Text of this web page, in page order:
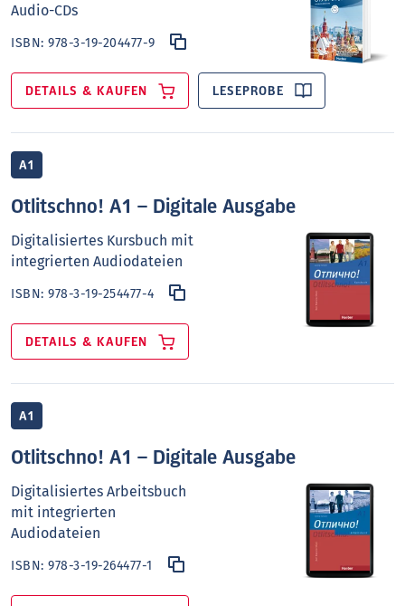
Audio-CDs
ISBN:978-3-19-204477-9
DETAILS & KAUFEN LESEPROBE
A1
Otlitschno! A1 – Digitale Ausgabe
Digitalisiertes Kursbuch mit
integrierten Audiodateien
ISBN:978-3-19-254477-4
DETAILS & KAUFEN
A1
Otlitschno! A1 – Digitale Ausgabe
Digitalisiertes Arbeitsbuch
mit integrierten
Audiodateien
ISBN:978-3-19-264477-1